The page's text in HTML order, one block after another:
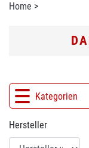
Home >
Kategorien
Hersteller